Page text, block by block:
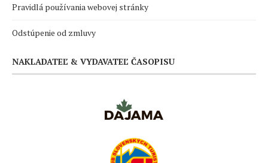
Pravidlá používania webovej stránky
Odstúpenie od zmluvy
NAKLADATEĽ & VYDAVATEĽ ČASOPISU